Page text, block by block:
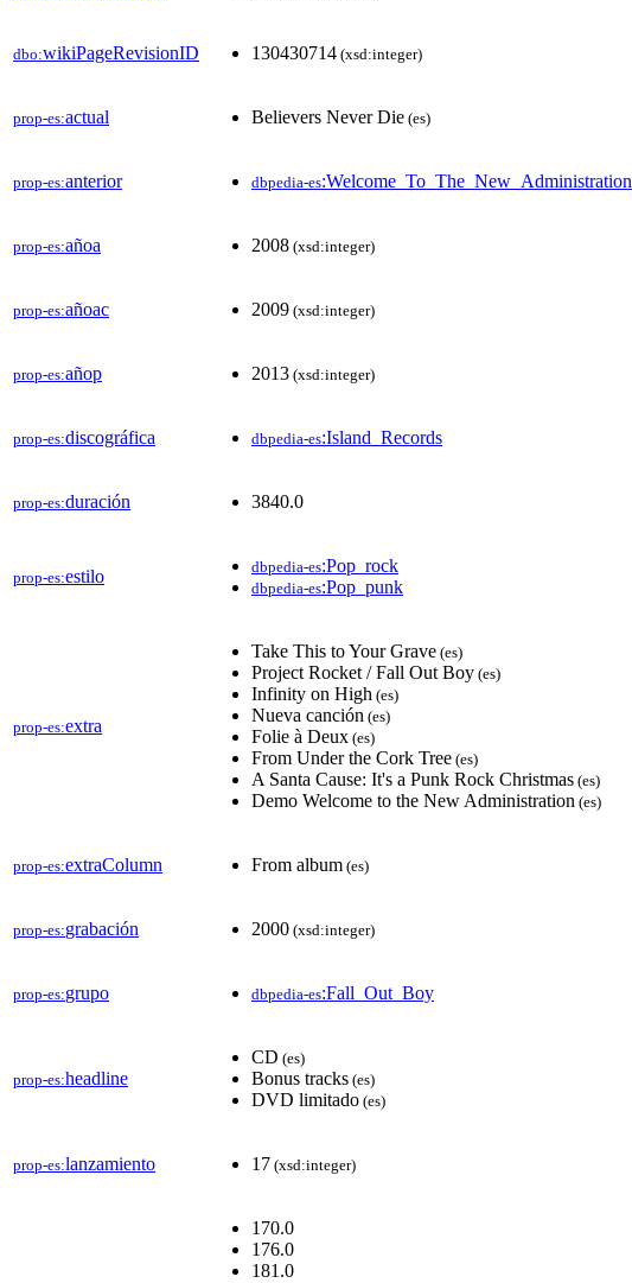
dbo:wikiPageRevisionID 130430714 (xsd:integer)
prop-es:actual Believers Never Die (es)
prop-es:anterior dbpedia-es:Welcome_To_The_New_Administration
prop-es:añoa 2008 (xsd:integer)
prop-es:añoac 2009 (xsd:integer)
prop-es:añop 2013 (xsd:integer)
prop-es:discográfica dbpedia-es:Island_Records
prop-es:duración 3840.0
prop-es:estilo dbpedia-es:Pop_rock
dbpedia-es:Pop_punk
prop-es:extra
Take This to Your Grave (es)
Project Rocket / Fall Out Boy (es)
Infinity on High (es)
Nueva canción (es)
Folie à Deux (es)
From Under the Cork Tree (es)
A Santa Cause: It's a Punk Rock Christmas (es)
Demo Welcome to the New Administration (es)
prop-es:extraColumn From album (es)
prop-es:grabación 2000 (xsd:integer)
prop-es:grupo dbpedia-es:Fall_Out_Boy
prop-es:headline
CD (es)
Bonus tracks (es)
DVD limitado (es)
prop-es:lanzamiento 17 (xsd:integer)
170.0
176.0
181.0